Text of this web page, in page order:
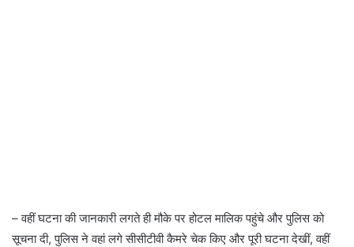
– वहीं घटना की जानकारी लगते ही मौके पर होटल मालिक पहुंचे और पुलिस को
सूचना दी, पुलिस ने वहां लगे सीसीटीवी कैमरे चेक किए और पूरी घटना देखीं, वहीं